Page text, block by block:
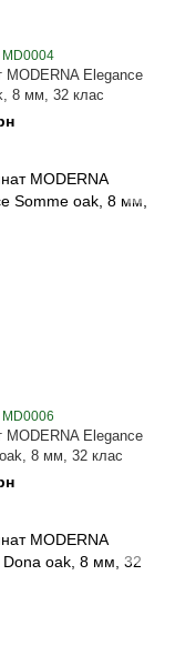
MD0004
MODERNA Elegance
8 мм, 32 клас
MD0006
MODERNA Elegance
8 мм, 32 клас